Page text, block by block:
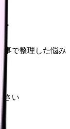
事で整理した悩み
さい